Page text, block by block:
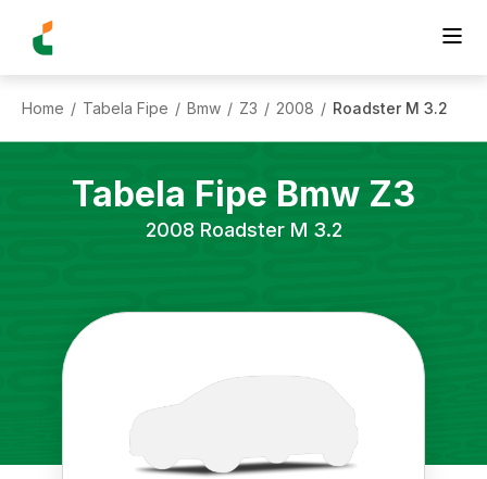
Home / Tabela Fipe / Bmw / Z3 / 2008 / Roadster M 3.2
Tabela Fipe Bmw Z3
2008 Roadster M 3.2